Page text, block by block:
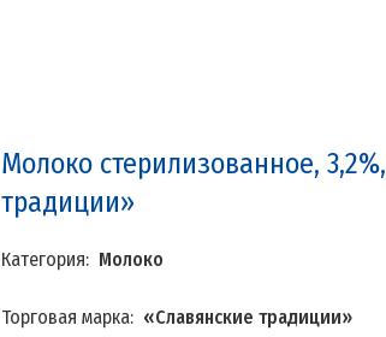
Молоко стерилизованное,
традиции»
Категория: Молоко
Торговая марка: «Славянские традиции»